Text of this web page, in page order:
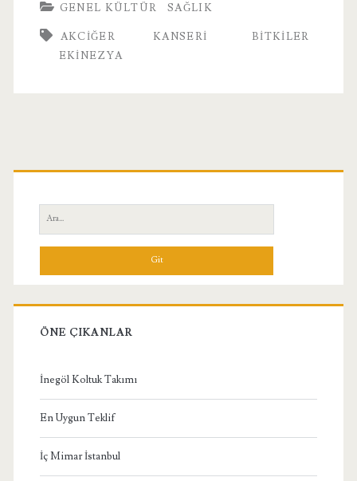
GENEL KÜLTÜR SAĞLIK
AKCIĞER KANSERI
BITKILER
EKINEZYA
Birincil
Yan
Menü
Ara:
ÖNE ÇIKANLAR
İnegöl Koltuk Takımı
En Uygun Teklif
İç Mimar İstanbul